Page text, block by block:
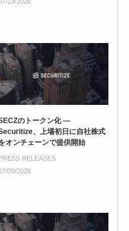
09/2026
RELEASES
のトークン化 ―
、上場初日に自社株式
オンチェーンで提供開始